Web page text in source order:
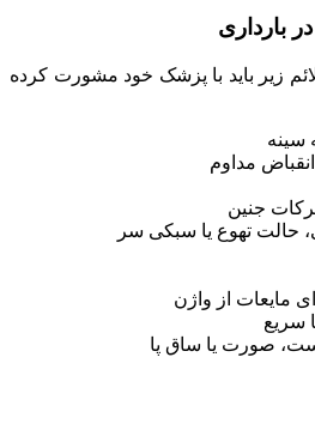
بارداری
زیر باید با پزشک خود مشورت کرده
سینه
مداوم
جنین
تهوع یا سبکی سر
مایعات از واژن
سریع
صورت یا ساق پا